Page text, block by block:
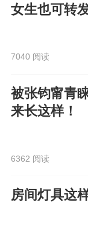
女生也可转
7040 阅读
被张钧甯青
来长这样！
6362 阅读
房间灯具这